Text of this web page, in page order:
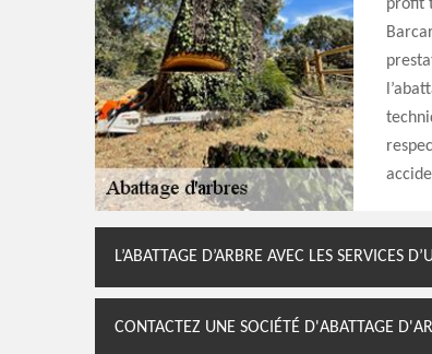
profit
L’ABATTAGE D’ARBRE AVEC LES SERVICES
CONTACTEZ UNE SOCIÉTÉ D'ABATTAGE